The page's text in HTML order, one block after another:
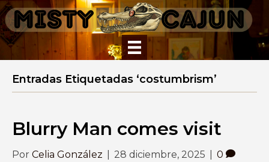
Entradas Etiquetadas ‘costumbrism’
Blurry Man comes visit
Por Celia González 28 diciembre, 2025 0